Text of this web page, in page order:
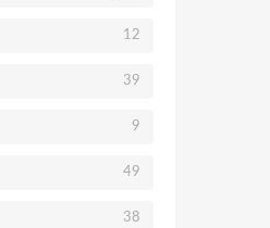
12
39
9
49
38